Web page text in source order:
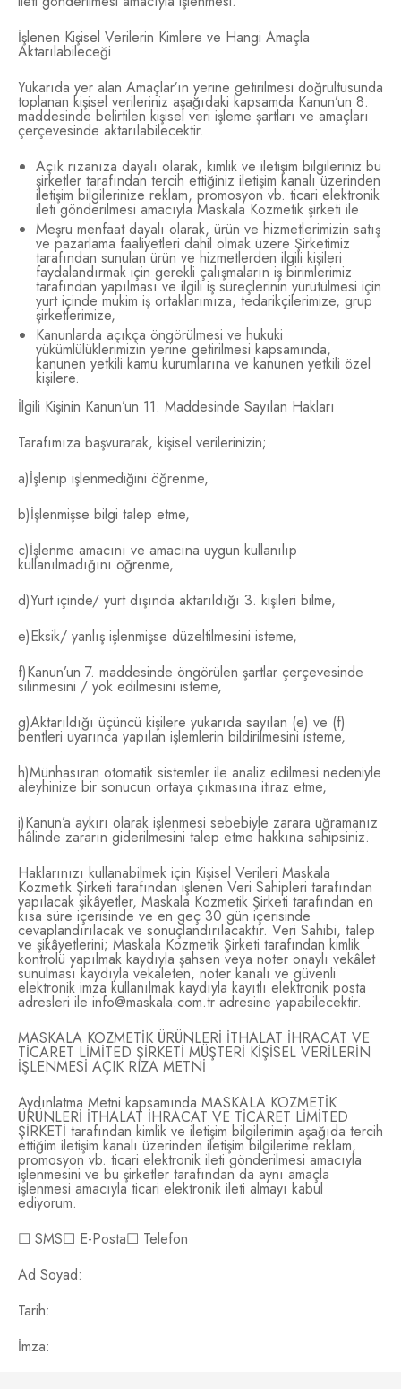
İşlenen Kişisel Verilerin Kimlere ve Hangi Amaçla
Aktarılabileceği
Yukarıda yer alan Amaçlar’ın yerine getirilmesi doğrultusunda
toplanan kişisel verileriniz aşağıdaki kapsamda Kanun’un 8.
maddesinde belirtilen kişisel veri işleme şartları ve amaçları
çerçevesinde aktarılabilecektir.
Açık rızanıza dayalı olarak, kimlik ve iletişim bilgileriniz bu
şirketler tarafından tercih ettiğiniz iletişim kanalı üzerinden
iletişim bilgilerinize reklam, promosyon vb. ticari elektronik
ileti gönderilmesi amacıyla Maskala Kozmetik şirketi ile
Meşru menfaat dayalı olarak, ürün ve hizmetlerimizin satış
ve pazarlama faaliyetleri dahil olmak üzere Şirketimiz
tarafından sunulan ürün ve hizmetlerden ilgili kişileri
faydalandırmak için gerekli çalışmaların iş birimlerimiz
tarafından yapılması ve ilgili iş süreçlerinin yürütülmesi için
yurt içinde mukim iş ortaklarımıza, tedarikçilerimize, grup
şirketlerimize,
Kanunlarda açıkça öngörülmesi ve hukuki
yükümlülüklerimizin yerine getirilmesi kapsamında,
kanunen yetkili kamu kurumlarına ve kanunen yetkili özel
kişilere.
İlgili Kişinin Kanun’un 11. Maddesinde Sayılan Hakları
Tarafımıza başvurarak, kişisel verilerinizin;
a)İşlenip işlenmediğini öğrenme,
b)İşlenmişse bilgi talep etme,
c)İşlenme amacını ve amacına uygun kullanılıp
kullanılmadığını öğrenme,
d)Yurt içinde/ yurt dışında aktarıldığı 3. kişileri bilme,
e)Eksik/ yanlış işlenmişse düzeltilmesini isteme,
f)Kanun’un 7. maddesinde öngörülen şartlar çerçevesinde
silinmesini / yok edilmesini isteme,
g)Aktarıldığı üçüncü kişilere yukarıda sayılan (e) ve (f)
bentleri uyarınca yapılan işlemlerin bildirilmesini isteme,
h)Münhasıran otomatik sistemler ile analiz edilmesi nedeniyle
aleyhinize bir sonucun ortaya çıkmasına itiraz etme,
i)Kanun’a aykırı olarak işlenmesi sebebiyle zarara uğramanız
hâlinde zararın giderilmesini talep etme hakkına sahipsiniz.
Haklarınızı kullanabilmek için Kişisel Verileri Maskala
Kozmetik Şirketi tarafından işlenen Veri Sahipleri tarafından
yapılacak şikâyetler, Maskala Kozmetik Şirketi tarafından en
kısa süre içerisinde ve en geç 30 gün içerisinde
cevaplandırılacak ve sonuçlandırılacaktır. Veri Sahibi, talep
ve şikâyetlerini; Maskala Kozmetik Şirketi tarafından kimlik
kontrolü yapılmak kaydıyla şahsen veya noter onaylı vekâlet
sunulması kaydıyla vekaleten, noter kanalı ve güvenli
elektronik imza kullanılmak kaydıyla kayıtlı elektronik posta
adresleri ile info@maskala.com.tr adresine yapabilecektir.
MASKALA KOZMETİK ÜRÜNLERİ İTHALAT İHRACAT VE
TİCARET LİMİTED ŞİRKETİ MÜŞTERİ KİŞİSEL VERİLERİN
İŞLENMESİ AÇIK RIZA METNİ
Aydınlatma Metni kapsamında MASKALA KOZMETİK
ÜRÜNLERİ İTHALAT İHRACAT VE TİCARET LİMİTED
ŞİRKETİ tarafından kimlik ve iletişim bilgilerimin aşağıda tercih
ettiğim iletişim kanalı üzerinden iletişim bilgilerime reklam,
promosyon vb. ticari elektronik ileti gönderilmesi amacıyla
işlenmesini ve bu şirketler tarafından da aynı amaçla
işlenmesi amacıyla ticari elektronik ileti almayı kabul
ediyorum.
☐ SMS☐ E-Posta☐ Telefon
Ad Soyad:
Tarih:
İmza: